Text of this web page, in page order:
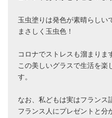
玉虫塗りは発色が素晴らしい
まさしく玉虫色！
コロナでストレスも溜まりま
この美しいグラスで生活を楽
す。
なお、私どもは実はフランス
フランス人にプレゼントと分